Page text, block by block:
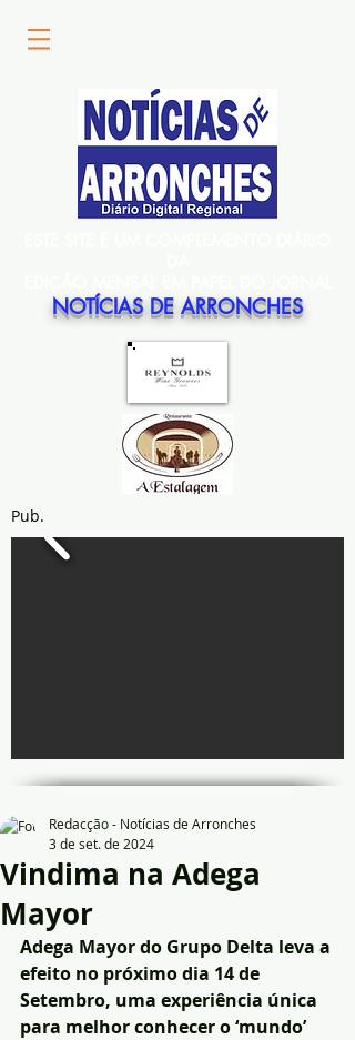
NOTÍCIAS DE ARRONCHES
Pub.
Vindima na Adega
Mayor
Redacção - Notícias de Arronches
3 de set. de 2024
Adega Mayor do Grupo Delta leva a
efeito no próximo dia 14 de
Setembro, uma experiência única
para melhor conhecer o ‘mundo’